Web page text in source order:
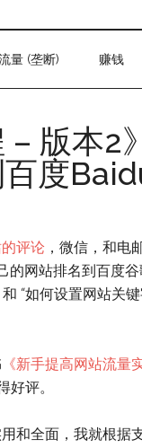
量 (垄断) 赚钱
– 版本2
度
评论 ，微信，和电
网站排名到百度谷
“如何设置网站关
《新手提高网站流量
好评。
和全面，我就根据